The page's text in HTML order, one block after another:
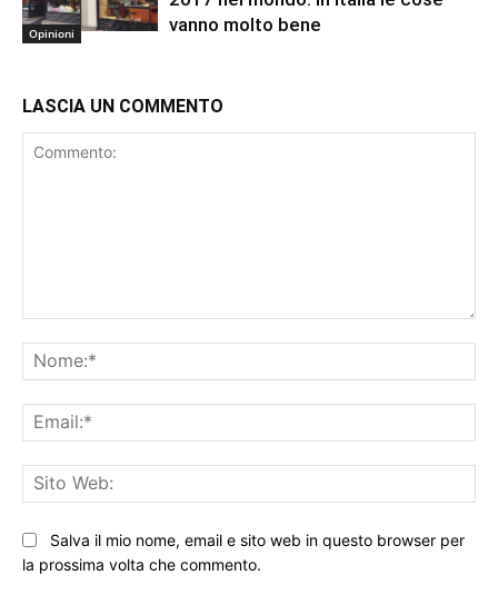
Opinioni
vanno molto bene
LASCIA UN COMMENTO
Salva il mio nome, email e sito web in questo browser per
la prossima volta che commento.